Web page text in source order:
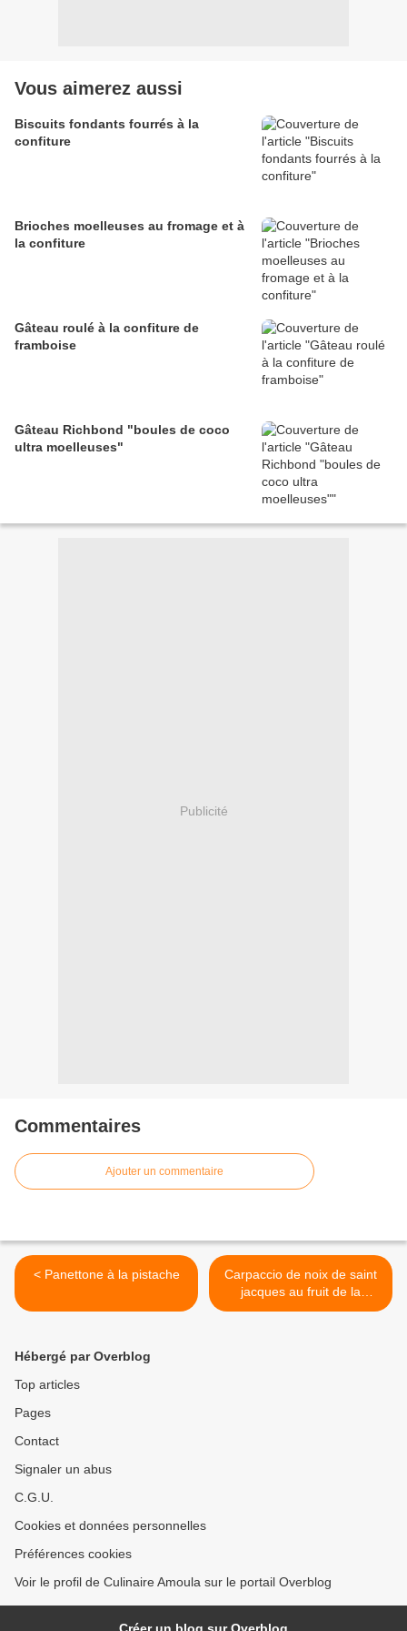
Vous aimerez aussi
Biscuits fondants fourrés à la
confiture
Brioches moelleuses au fromage et à
la confiture
Gâteau roulé à la confiture de
framboise
Gâteau Richbond "boules de coco
ultra moelleuses"
Publicité
Commentaires
Ajouter un commentaire
< Panettone à la pistache
Carpaccio de noix de saint
jacques au fruit de la
passion >
Hébergé par Overblog
Top articles
Pages
Contact
Signaler un abus
C.G.U.
Cookies et données personnelles
Préférences cookies
Voir le profil de Culinaire Amoula sur le portail Overblog